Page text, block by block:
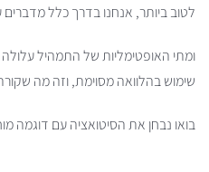
לטוב ביותר, אנחנו בדרך כלל
ומתי האופטימליות של התמהיל
שימוש בהלוואה מסוימת, וזה מה
בואו נבחן את הסיטואציה עם דוגמה